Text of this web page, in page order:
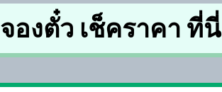
จองตั๋ว เช็คราคา ที่นี่